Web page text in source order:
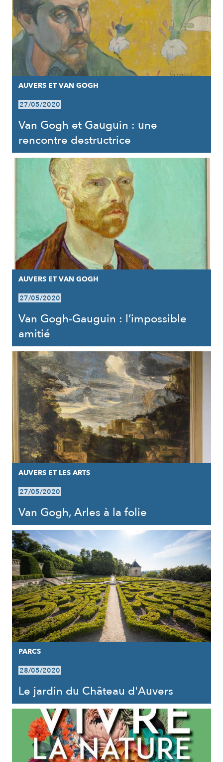
AUVERS ET VAN GOGH
27/05/2020
Van Gogh et Gauguin : une
rencontre destructrice
AUVERS ET VAN GOGH
27/05/2020
Van Gogh-Gauguin : l’impossible
amitié
AUVERS ET LES ARTS
27/05/2020
Van Gogh, Arles à la folie
PARCS
28/05/2020
Le jardin du Château d'Auvers